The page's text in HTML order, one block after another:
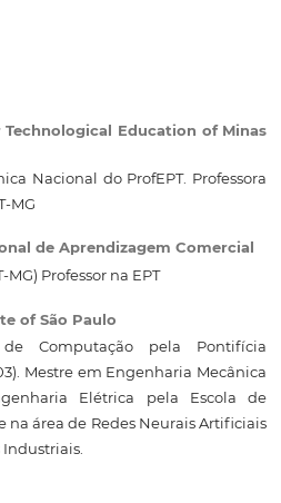
Technological Education of Minas
Nacional do ProfEPT. Professora
MG
de Aprendizagem Comercial
Professor na EPT
of São Paulo
Computação pela Pontifícia
Mestre em Engenharia Mecânica
Elétrica pela Escola de
na área de Redes Neurais Artificiais
Industriais.